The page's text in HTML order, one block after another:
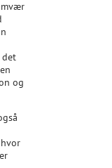
det
og